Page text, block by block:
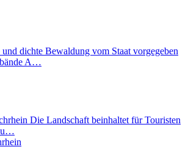
dichte Bewaldung vom Staat vorgegeben
A…
Die Landschaft beinhaltet für Touristen
u…